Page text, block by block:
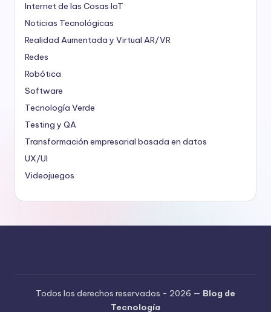
Internet de las Cosas IoT
Noticias Tecnológicas
Realidad Aumentada y Virtual AR/VR
Redes
Robótica
Software
Tecnología Verde
Testing y QA
Transformación empresarial basada en datos
UX/UI
Videojuegos
Todos los derechos reservados - 2026 — Blog de
Tecnología